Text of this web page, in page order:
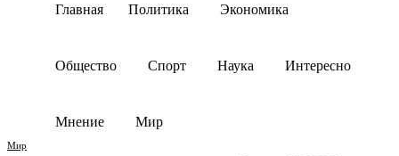
Главная Политика Экономика
Общество Спорт Наука Интересно
Мнение Мир
Мир